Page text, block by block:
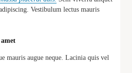
Vestibulum lectus mauris
mauris augue neque. Lacinia quis vel